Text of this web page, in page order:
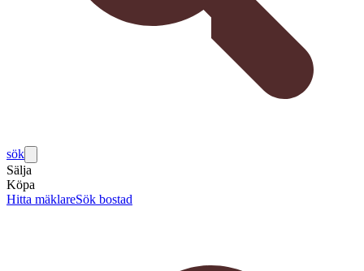
sök
Sälja
Köpa
Hitta mäklareSök bostad